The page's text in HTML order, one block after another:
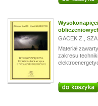
GACEK Z.
Materiał
zakresu